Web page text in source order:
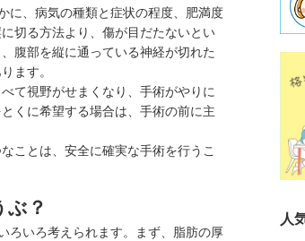
に、病気の種類と症状の程度、肥満度
切る方法より、傷が目だたないとい
腹部を縦に通っている神経が切れた
ます。
て視野がせまくなり、手術がやりに
くに希望する場合は、手術の前に主
ことは、安全に確実な手術を行うこ
ぶ？
ろいろ考えられます。まず、脂肪の厚
人